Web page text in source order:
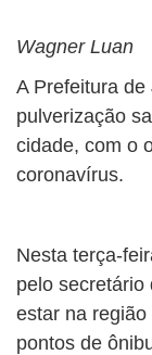
Wagner Luan
A Prefeitura
pulverização
cidade, com o
coronavírus.
Nesta terça-
pelo secretário
estar na
pontos de